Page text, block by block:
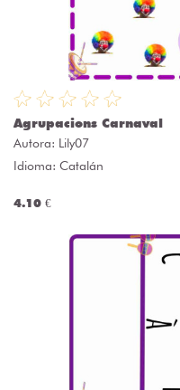
Agrupacions Carnaval
Autora: Lily07
Idioma: Catalán
4.10 €